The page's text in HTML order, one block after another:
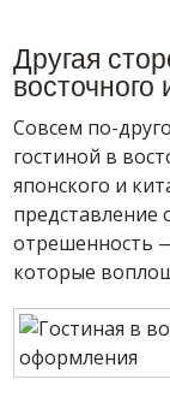
Другая
восточного
Совсем по-
гостиной в
японского и
представление
отрешенность
которые